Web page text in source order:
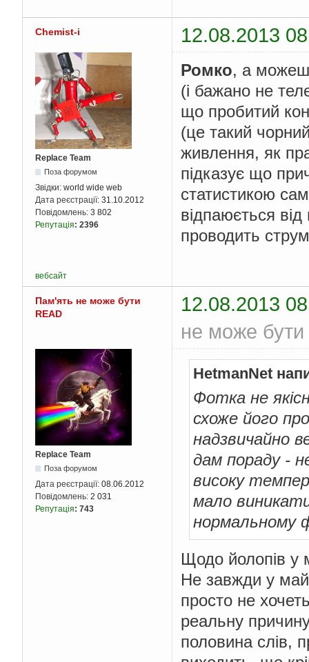
Chemist-i 12.08.2013
Replace Team
Поза форумом
Звідки: world wide web
Дата реєстрації: 31.10.2012
Повідомлень: 3 802
Репутація: 2396
Ромко, а можеш
(і бажано не
що пробитий
(це такий
живлення, як
підказує що
статистикою
відпаюється
проводить
вебсайт
Пам'ять не може бути
READ
12.08.2013
не може
Replace Team
Поза форумом
Дата реєстрації: 08.06.2012
Повідомлень: 2 031
Репутація: 743
HetmanNet
Фотка не
схоже його
надзвичайно
дам пораду -
високу
мало
нормальному
Щодо йолопів у
Не завжди у
просто не
реальну
половина слів,